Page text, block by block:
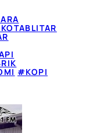
#KOPI